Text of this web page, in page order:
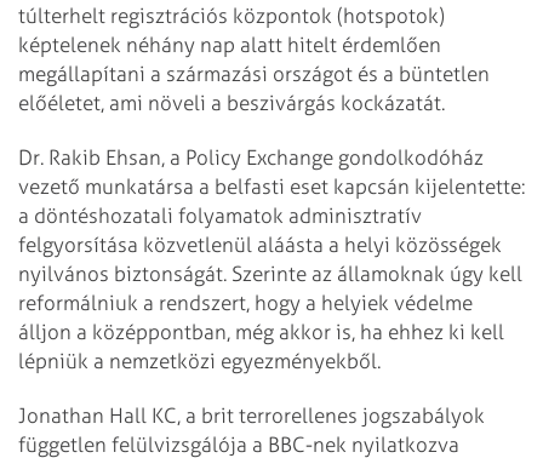
túlterhelt regisztrációs központok (hotspotok)
képtelenek néhány nap alatt hitelt érdemlően
megállapítani a származási országot és a büntetlen
előéletet, ami növeli a beszivárgás kockázatát.
Dr. Rakib Ehsan, a Policy Exchange gondolkodóház
vezető munkatársa a belfasti eset kapcsán kijelentette:
a döntéshozatali folyamatok adminisztratív
felgyorsítása közvetlenül aláásta a helyi közösségek
nyilvános biztonságát. Szerinte az államoknak úgy kell
reformálniuk a rendszert, hogy a helyiek védelme
álljon a középpontban, még akkor is, ha ehhez ki kell
lépniük a nemzetközi egyezményekből.
Jonathan Hall KC, a brit terrorellenes jogszabályok
független felülvizsgálója a BBC-nek nyilatkozva